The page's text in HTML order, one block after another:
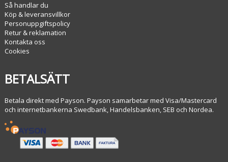
Så handlar du
Köp & leveransvillkor
Personuppgiftspolicy
Retur & reklamation
Kontakta oss
Cookies
BETALSÄTT
Betala direkt med Payson. Payson samarbetar med Visa/Mastercard
och internetbankerna Swedbank, Handelsbanken, SEB och Nordea.